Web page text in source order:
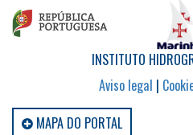
INSTITUTO
Aviso legal |
MAPA DO PORTAL